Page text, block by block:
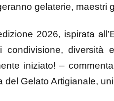
gelaterie, maestri
2026, ispirata
condivisione,
iniziato! – commenta
del Gelato Artigianale,